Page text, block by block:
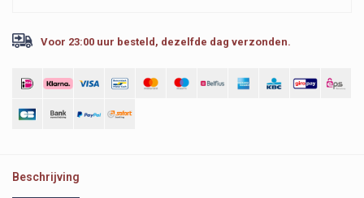
Voor 23:00 uur besteld, dezelfde dag verzonden.
Beschrijving